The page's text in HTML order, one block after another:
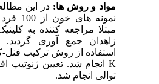
مواد و روش ها:در این
مبتلا مراجعه کننده به
زاهدان جمع آوری گردید.
استفاده از روش ترکیب فنل-
Kانجام شد. تعیین ژنوتیپ
توالی انجام شد.